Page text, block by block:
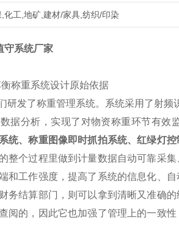
,化工,地矿,建材/家具,纺织/印染
守系统厂家
称重系统设计原始依据
研发了称重管理系统。系统采用了射
据分析，实现了对物资称重环节有
统、称重图像即时抓拍系统、红绿灯
整个过程里做到计量数据自动可靠采
和工作强度，提高了系统的信息化、
务结算部门，则可以拿到清晰又准确
阅的，因此它也加强了管理上的一致